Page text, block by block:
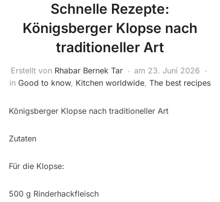
Schnelle Rezepte:
Königsberger Klopse nach
traditioneller Art
Erstellt von Rhabar Bernek Tar am 23. Juni 2026
in Good to know, Kitchen worldwide, The best recipes
Königsberger Klopse nach traditioneller Art
Zutaten
Für die Klopse:
500 g Rinderhackfleisch